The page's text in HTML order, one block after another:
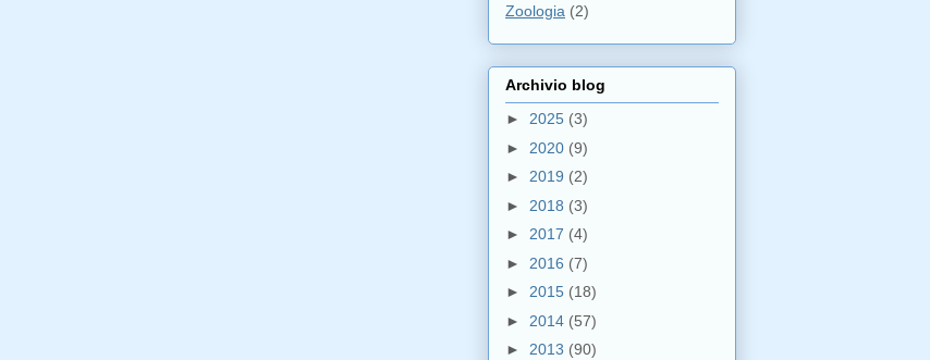
Zoologia (2)
Archivio blog
► 2025 (3)
► 2020 (9)
► 2019 (2)
► 2018 (3)
► 2017 (4)
► 2016 (7)
► 2015 (18)
► 2014 (57)
► 2013 (90)